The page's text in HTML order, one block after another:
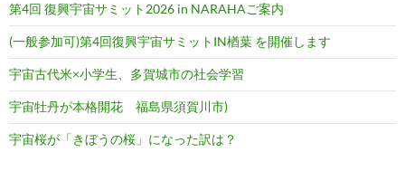
第4回 復興宇宙サミット2026 in NARAHAご案内
(一般参加可)第4回復興宇宙サミットIN楢葉 を開催します
宇宙古代米×小学生、多賀城市の社会学習
宇宙牡丹が本格開花 福島県須賀川市)
宇宙桜が「きぼうの桜」になった訳は？